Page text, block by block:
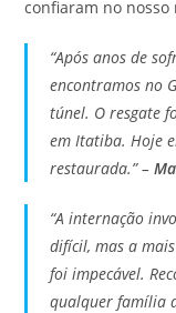
confiaram no nosso
“Após anos de
encontramos no
túnel. O resgate
em Itatiba. Hoje
restaurada.” –
“A internação
difícil, mas a
foi impecável.
qualquer família